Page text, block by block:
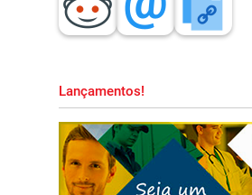
Lançamentos!